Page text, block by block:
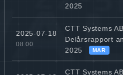
2025
2025-07-18
08:00
CTT Systems
Delårsrapport
2025
MAR
CTT Systems